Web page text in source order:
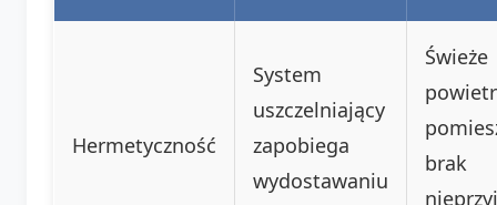
Hermetyczność
System
uszczelniający
zapobiega
wydostawaniu
Świeże
brak